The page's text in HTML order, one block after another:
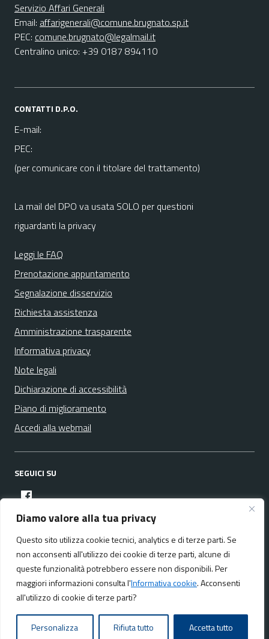
Diamo valore alla tua privacy
Questo sito utilizza cookie tecnici, analytics e di terze parti. Se
non acconsenti all'utilizzo dei cookie di terze parti, alcune di
queste funzionalità potrebbero essere non disponibili. Per
maggiori informazioni consulta l'Informativa cookie. Acconsenti
all'utilizzo di cookie di terze parti?
Personalizza Rifiuta tutto Accetta tutto
Servizio Affari Generali
Email: affarigenerali@comune.brugnato.sp.it
PEC: comune.brugnato@legalmail.it
Centralino unico: +39 0187 894110
CONTATTI D.P.O.
E-mail:
PEC:
(per comunicare con il titolare del trattamento)
La mail del DPO va usata SOLO per questioni
riguardanti la privacy
Leggi le FAQ
Prenotazione appuntamento
Segnalazione disservizio
Richiesta assistenza
Amministrazione trasparente
Informativa privacy
Note legali
Dichiarazione di accessibilità
Piano di miglioramento
Accedi alla webmail
SEGUICI SU
facebook
Media policy Mappa del sito
Realizzato da:NeMeA Sistemi Srl